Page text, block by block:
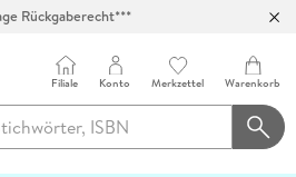
Rückgaberecht***
Filiale Konto Merkzettel Warenkorb